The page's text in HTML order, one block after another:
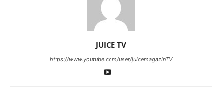
JUICE TV
https://www.youtube.com/user/juicemagazinTV